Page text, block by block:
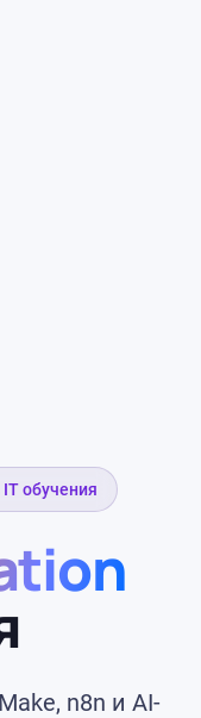
обучения
n8n и AI-